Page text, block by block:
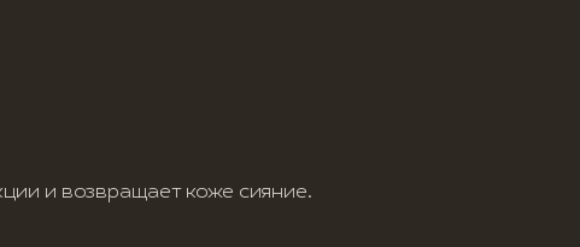
и возвращает коже сияние.